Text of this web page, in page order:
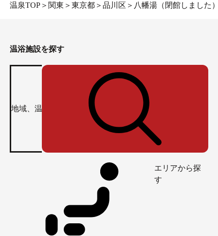
温泉TOP ＞ 関東 ＞ 東京都 ＞ 品川区 ＞ 八幡湯（閉館しました
温浴施設を探す
エリアから探
す